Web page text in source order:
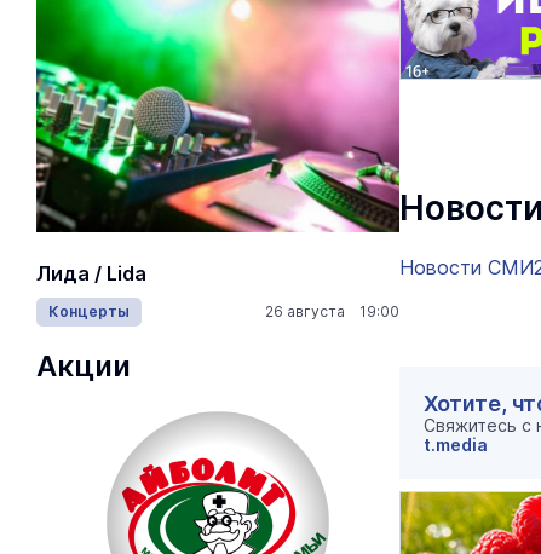
Лида / Lida
Концерты 26 августа 19:00
На ощупь.
Акции
Новости
Хотите,
Свяжитесь с
t.media